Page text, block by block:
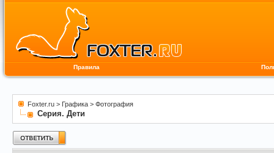
Правила
Foxter.ru > Графика > Фотография
Серия. Дети